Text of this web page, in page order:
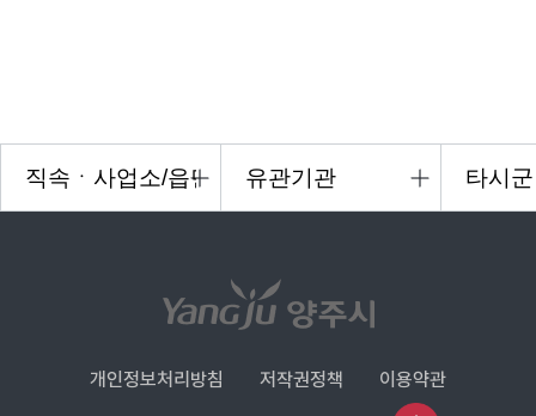
개인정보처리방침 저작권정책 이용약관